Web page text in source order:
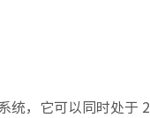
，它可以同时处于